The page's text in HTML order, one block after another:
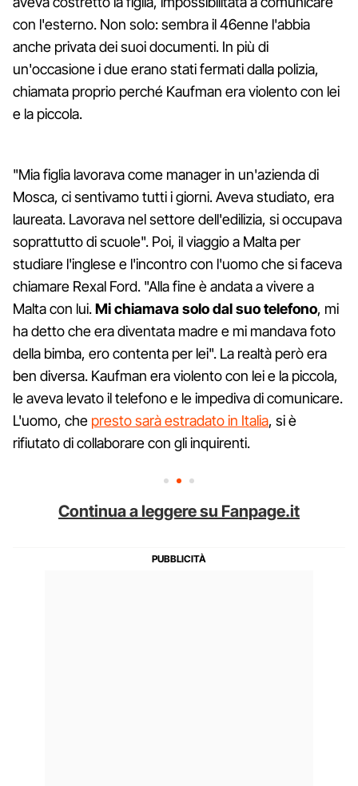
con l'esterno. Non solo: sembra il 46enne l'abbia
anche privata dei suoi documenti. In più di
un'occasione i due erano stati fermati dalla polizia,
chiamata proprio perché Kaufman era violento con lei
e la piccola.
"Mia figlia lavorava come manager in un'azienda di
Mosca, ci sentivamo tutti i giorni. Aveva studiato, era
laureata. Lavorava nel settore dell'edilizia, si occupava
soprattutto di scuole". Poi, il viaggio a Malta per
studiare l'inglese e l'incontro con l'uomo che si faceva
chiamare Rexal Ford. "Alla fine è andata a vivere a
Malta con lui.Mi chiamava solo dal suo telefono, mi
ha detto che era diventata madre e mi mandava foto
della bimba, ero contenta per lei". La realtà però era
ben diversa. Kaufman era violento con lei e la piccola,
le aveva levato il telefono e le impediva di comunicare.
L'uomo, che presto sarà estradato in Italia, si è
rifiutato di collaborare con gli inquirenti.
Continua a leggere su Fanpage.it